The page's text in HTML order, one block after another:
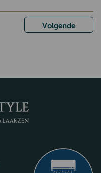
Volgende